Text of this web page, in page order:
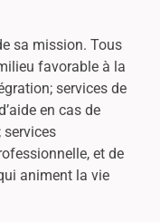
sa mission. Tous
favorable à la
services de
en cas de
services
et de
animent la vie